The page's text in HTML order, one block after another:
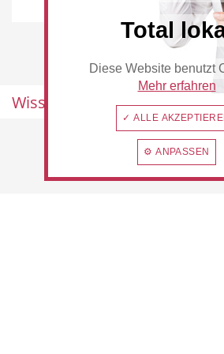
Beauty & Wellness Auto
Handwerk Sport &
Wissenswertes
© 2026 Rommerskirchen
Total
Diese Website benutzt
Mehr erfahren
✓ ALLE
⚙ ANPASSEN